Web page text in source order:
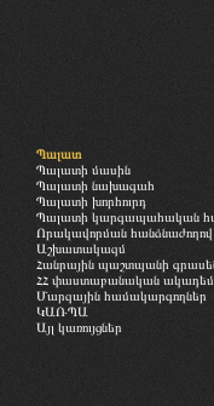
Պալատ
Պալատի մասին
Պալատի նախագահ
Պալատի խորհուրդ
Պալատի կարգապահական
Որակավորման հանձնաժողով
Աշխատակազմ
Հանրային պաշտպանի
ՀՀ փաստաբանական
Մարզային համակարգողներ
ԿԱՌՊԱ
Այլ կառույցներ